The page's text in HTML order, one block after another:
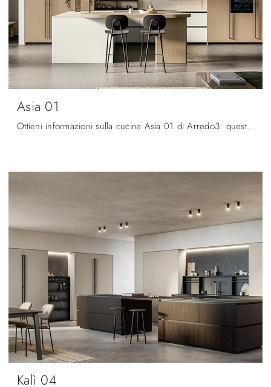
Asia 01
Ottieni informazioni sulla cucina Asia 01 di Arredo3: questa soluzione in laccato opaco sarà l'acquisto ideale per te!
Kalì 04